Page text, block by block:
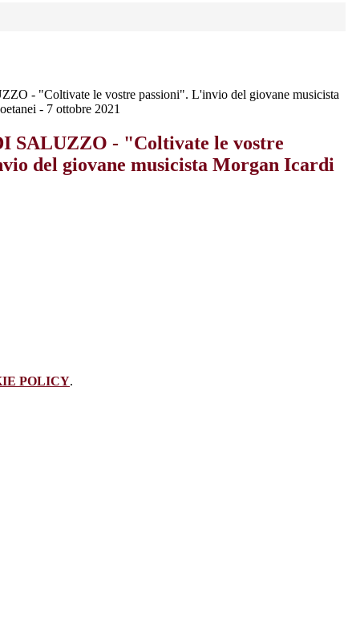
- "Coltivate le vostre passioni". L'invio del giovane musicista
- 7 ottobre 2021
SALUZZO - "Coltivate le vostre
del giovane musicista Morgan Icardi
POLICY.